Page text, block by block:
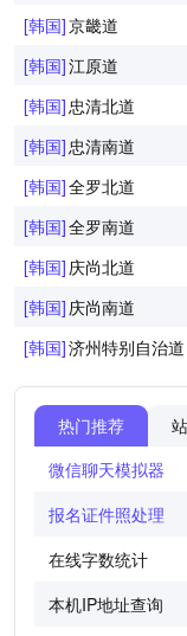
[韩国]京畿道
[韩国]江原道
[韩国]忠清北道
[韩国]忠清南道
[韩国]全罗北道
[韩国]全罗南道
[韩国] 庆尚北道
[韩国] 庆尚南道
[韩国]济州特别自治道
热门推荐
微信聊天模拟器
报名证件照处理
在线字数统计
本机IP地址查询